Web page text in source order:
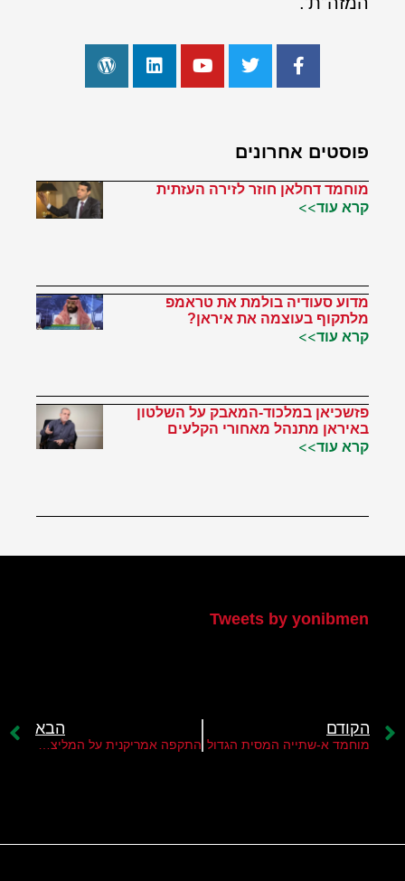
פוסטים אחרונים
מוחמד דחלאן חוזר לזירה העזתית
קרא עוד>>
מדוע סעודיה בולמת את טראמפ
מלתקוף בעוצמה את איראן?
קרא עוד>>
פזשכיאן במלכוד-המאבק על השלטון
באיראן מתנהל מאחורי הקלעים
קרא עוד>>
Tweets by yonibmen
הקודם
מוחמד א-שתייה המסית הגדול
הבא